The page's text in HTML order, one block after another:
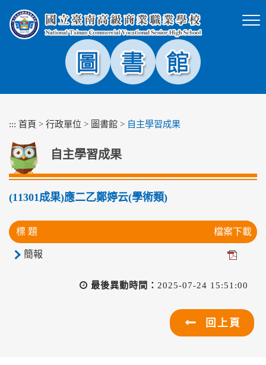
塊
::: 首頁 > 行政單位 > 圖書館 > 自主學習成果
自主學習成果
(11301成果)應二乙鄭婷云(學術類)
標 題 檔案下載
簡報
最後異動時間： 2025-07-24 15:51:00
回上頁